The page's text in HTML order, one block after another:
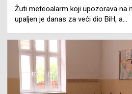
Žuti meteoalarm koji upozorava na
upaljen je danas za veći dio BiH, a…